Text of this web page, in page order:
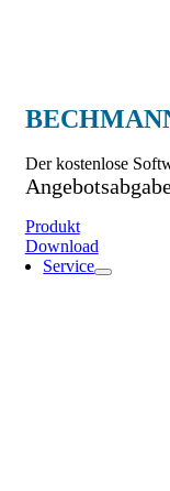
Der kostenlose
Produkt
Download
Service